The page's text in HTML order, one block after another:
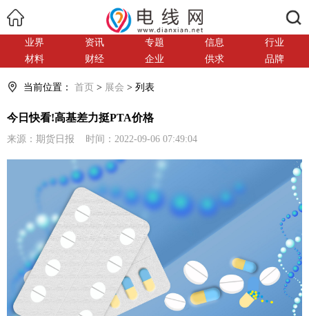
业界 资讯 专题 信息
行业
材料
财经 企业 供求 品牌
当前位置： 首页 > 展会 > 列表
今日快看!高基差力挺PTA价格
来源：期货日报 时间：2022-09-06 07:49:04